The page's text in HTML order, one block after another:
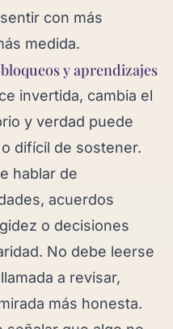
con más
medida.
y aprendizajes
invertida, cambia el
y verdad puede
difícil de sostener.
hablar de
acuerdos
o decisiones
No debe leerse
a revisar,
más honesta.